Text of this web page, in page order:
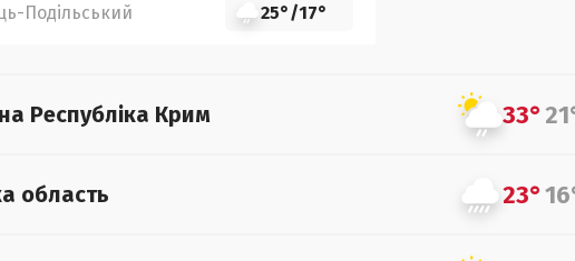
Подільський 25°/17°
Республіка Крим 33°
область 23°